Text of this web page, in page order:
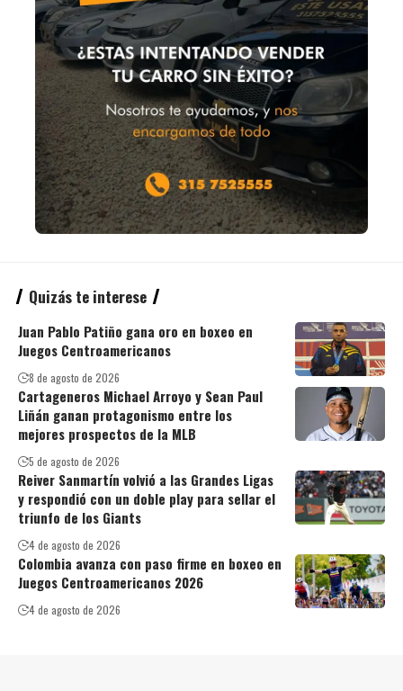
Quizás te interese
Juan Pablo Patiño gana oro en boxeo en
Juegos Centroamericanos
8 de agosto de 2026
Cartageneros Michael Arroyo y Sean Paul
Liñán ganan protagonismo entre los
mejores prospectos de la MLB
5 de agosto de 2026
Reiver Sanmartín volvió a las Grandes Ligas
y respondió con un doble play para sellar el
triunfo de los Giants
4 de agosto de 2026
Colombia avanza con paso firme en boxeo en
Juegos Centroamericanos 2026
4 de agosto de 2026